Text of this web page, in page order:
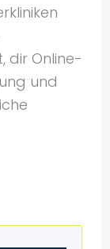
dir Online-
und